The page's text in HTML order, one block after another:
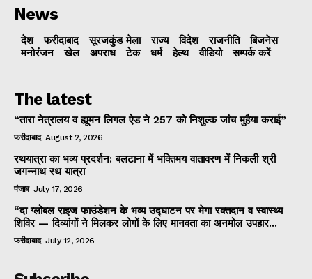
News
देश फरीदाबाद सूरजकुंड मेला राज्‍य विदेश राजनीति
बिजनेस
मनोरंजन
खेल अपराध टेक धर्म हेल्थ वीडियो सम्पर्क करें
The latest
“तारा नेत्रालय व ह्यूमन लिगल ऐड ने 257 को निशुल्क जांच मुहैया कराई”
फरीदाबाद August 2, 2026
रथयात्रा का भव्य प्रदर्शन: बलटाना में भक्तिमय वातावरण में निकली श्री
जगन्नाथ रथ यात्रा
पंजाब July 17, 2026
“दा ग्लोबल राइज फाउंडेशन के भव्य उद्घाटन पर मेगा रक्तदान व स्वास्थ्य
शिविर — दिव्यांगों ने मिलकर लोगों के लिए मानवता का अनमोल उपहार...
फरीदाबाद July 12, 2026